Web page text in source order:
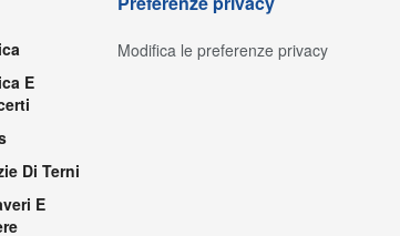
E
Di Terni
E
Modifica le preferenze privacy